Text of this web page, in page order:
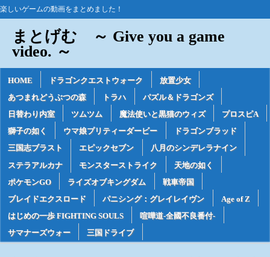
楽しいゲームの動画をまとめました！
まとげむ ～ Give you a game
video. ～
HOME ドラゴンクエストウォーク
放置少女
あつまれどうぶつの森
トラハ
パズル＆ドラゴンズ
日替わり内室
ツムツム 魔法使いと黒猫のウィズ
プロスピA
獅子の如く
ウマ娘プリティーダービー
ドラゴンブラッド
三国志ブラスト
エピックセブン
八月のシンデレラナイン
ステラアルカナ
モンスターストライク
天地の如く
ポケモンGO
ライズオブキングダム
戦車帝国
ブレイドエクスロード
パニシング：グレイレイヴン
Age of Z
はじめの一歩 FIGHTING SOULS
喧嘩道-全國不良番付-
サマナーズウォー
三国ドライブ